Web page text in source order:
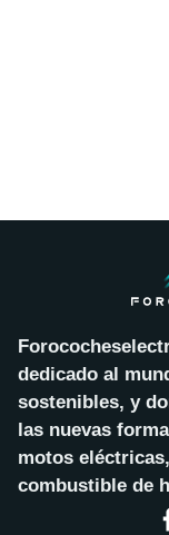
dedicado al
sostenibles, y
las nuevas
motos
combustible de